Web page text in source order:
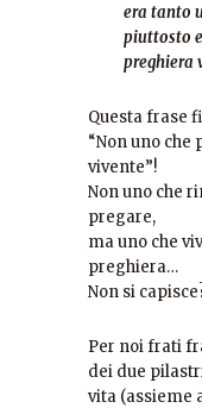
era tanto
piuttosto
preghiera
Questa frase
“Non uno
vivente”!
Non uno che
pregare,
ma uno che
preghiera…
Non si
Per noi frati
dei due
vita (assieme